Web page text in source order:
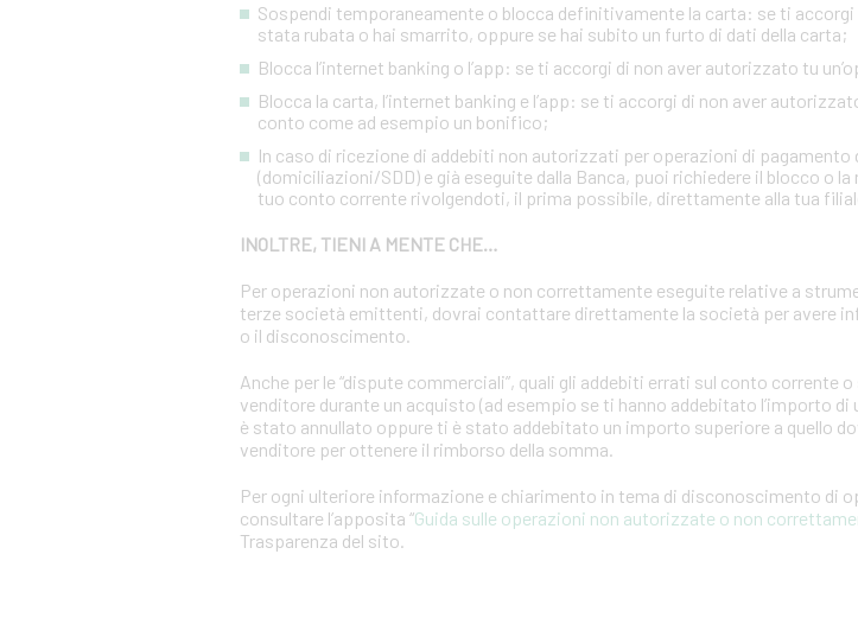
Sospendi temporaneamente o blocca definitivamente la carta: se ti accorgi
stata rubata o hai smarrito, oppure se hai subito un furto di dati della carta;
Blocca l’internet banking o l’app: se ti accorgi di non aver autorizzato tu
Blocca la carta, l’internet banking e l’app: se ti accorgi di non aver
conto come ad esempio un bonifico;
In caso di ricezione di addebiti non autorizzati per operazioni di
(domiciliazioni/SDD) e già eseguite dalla Banca, puoi richiedere il blocco o
tuo conto corrente rivolgendoti, il prima possibile, direttamente alla tua
INOLTRE, TIENI A MENTE CHE…
Per operazioni non autorizzate o non correttamente eseguite relative a
terze società emittenti, dovrai contattare direttamente la società per avere
o il disconoscimento.
Anche per le “dispute commerciali”, quali gli addebiti errati sul conto corrente
venditore durante un acquisto (ad esempio se ti hanno addebitato l’importo
è stato annullato oppure ti è stato addebitato un importo superiore a quello
venditore per ottenere il rimborso della somma.
Per ogni ulteriore informazione e chiarimento in tema di disconoscimento di
consultare l’apposita “Guida sulle operazioni non autorizzate o non
Trasparenza del sito.